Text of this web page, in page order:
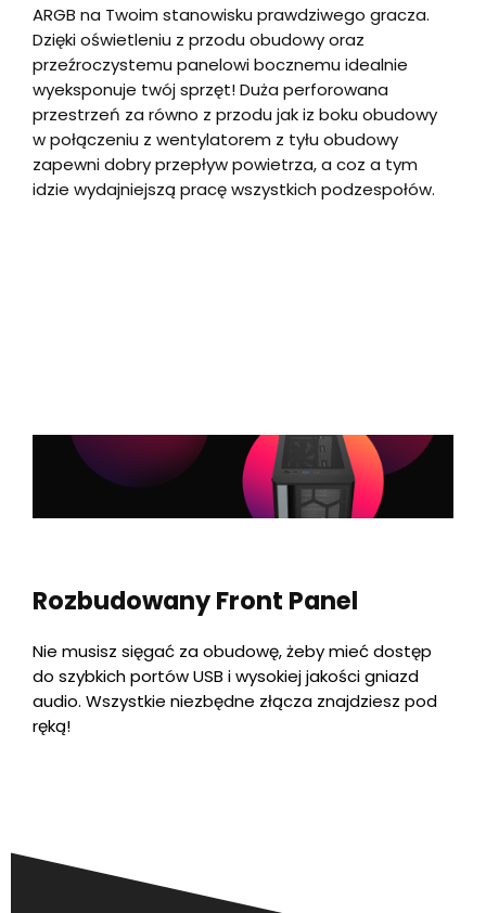
ARGB na Twoim stanowisku prawdziwego gracza.
Dzięki oświetleniu z przodu obudowy oraz
przeźroczystemu panelowi bocznemu idealnie
wyeksponuje twój sprzęt! Duża perforowana
przestrzeń za równo z przodu jak iz boku obudowy
w połączeniu z wentylatorem z tyłu obudowy
zapewni dobry przepływ powietrza, a coz a tym
idzie wydajniejszą pracę wszystkich podzespołów.
Rozbudowany Front Panel
Nie musisz sięgać za obudowę, żeby mieć dostęp
do szybkich portów USB i wysokiej jakości gniazd
audio. Wszystkie niezbędne złącza znajdziesz pod
ręką!